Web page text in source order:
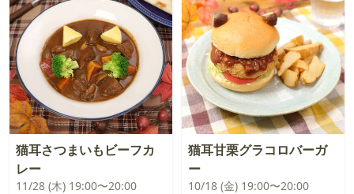
猫耳さつまいもビーフカ
レー
11/28 (木) 19:00〜20:00
猫耳甘栗グラコロバーガ
ー
10/18 (金) 19:00〜20:00